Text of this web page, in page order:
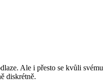
Ale i přesto se kvůli svému
diskrétně.